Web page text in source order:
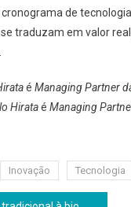
de
traduzam em valor
é Managing Partner
Hirataé Managing
Inovação Tecnologia